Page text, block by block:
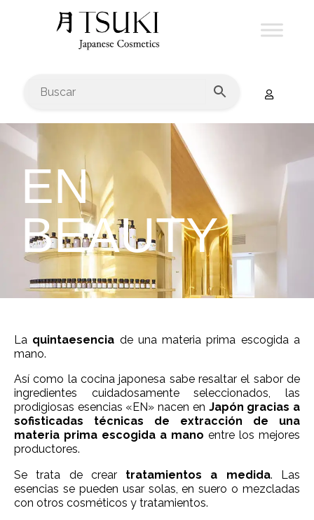
EN
BEAUTY
La quintaesencia de una materia prima escogida a
mano.
Así como la cocina japonesa sabe resaltar el sabor de
ingredientes cuidadosamente seleccionados, las
prodigiosas esencias «EN» nacen en Japón gracias a
sofisticadas técnicas de extracción de una
materia prima escogida a mano entre los mejores
productores.
Se trata de crear tratamientos a medida. Las
esencias se pueden usar solas, en suero o mezcladas
con otros cosméticos y tratamientos.